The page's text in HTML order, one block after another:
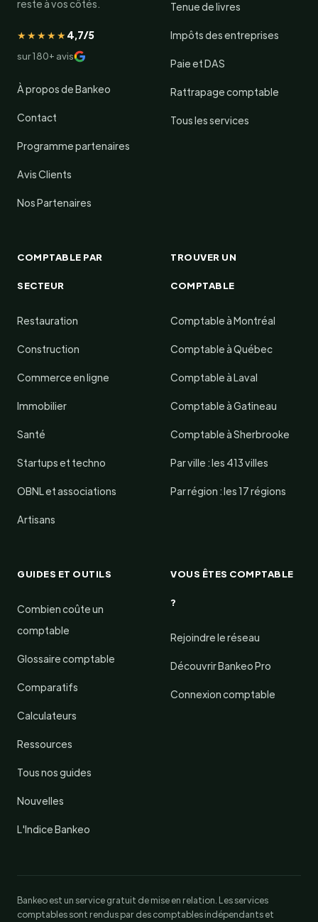
reste à vos côtés.
★★★★★4,7/5
sur 180+ avis
À propos de Bankeo
Contact
Programme partenaires
Avis Clients
Nos Partenaires
Tenue de livres
Impôts des entreprises
Paie et DAS
Rattrapage comptable
Tous les services
COMPTABLE PAR
SECTEUR
Restauration
Construction
Commerce en ligne
Immobilier
Santé
Startups et techno
OBNL et associations
Artisans
TROUVER UN
COMPTABLE
Comptable à Montréal
Comptable à Québec
Comptable à Laval
Comptable à Gatineau
Comptable à Sherbrooke
Par ville : les 413 villes
Par région : les 17 régions
GUIDES ET OUTILS
Combien coûte un
comptable
Glossaire comptable
Comparatifs
Calculateurs
Ressources
Tous nos guides
Nouvelles
L'Indice Bankeo
VOUS ÊTES COMPTABLE
?
Rejoindre le réseau
Découvrir Bankeo Pro
Connexion comptable
Bankeo est un service gratuit de mise en relation. Les services
comptables sont rendus par des comptables indépendants et